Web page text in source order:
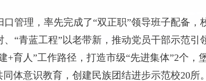
口管理，率先完成了“双正职”领导班子配备，
“青蓝工程”以老带新，推动党员干部示范引
育人”工作路径，打造市级“先进集体”2个，
体意识教育，创建民族团结进步示范校20所